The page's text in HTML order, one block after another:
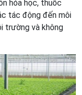
hóa học, thuốc
tác động đến môi
trường và không